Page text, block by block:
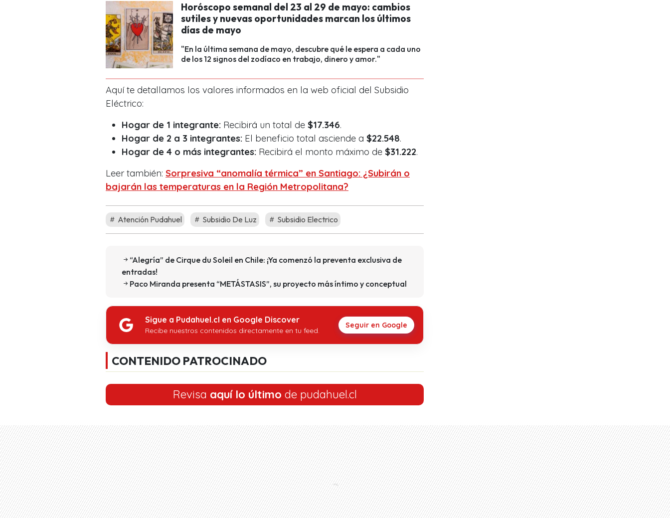
Horóscopo semanal del 23 al 29 de mayo: cambios
sutiles y nuevas oportunidades marcan los últimos
días de mayo
"En la última semana de mayo, descubre qué le espera a cada uno
de los 12 signos del zodíaco en trabajo, dinero y amor."
Aquí te detallamos los valores informados en la web oficial del Subsidio
Eléctrico:
Hogar de 1 integrante: Recibirá un total de $17.346.
Hogar de 2 a 3 integrantes: El beneficio total asciende a $22.548.
Hogar de 4 o más integrantes: Recibirá el monto máximo de $31.222.
Leer también: Sorpresiva “anomalía térmica” en Santiago: ¿Subirán o
bajarán las temperaturas en la Región Metropolitana?
Atención Pudahuel Subsidio De Luz Subsidio Electrico
“Alegría” de Cirque du Soleil en Chile: ¡Ya comenzó la preventa exclusiva de
entradas!
Paco Miranda presenta “METÁSTASIS”, su proyecto más íntimo y conceptual
Sigue a Pudahuel.cl en Google Discover
Recibe nuestros contenidos directamente en tu feed.
Seguir en Google
CONTENIDO PATROCINADO
Revisa aquí lo último de pudahuel.cl